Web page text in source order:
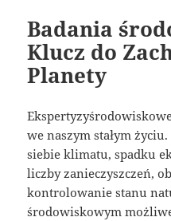
Badania
Klucz do
Planety
we naszym stałym
siebie klimatu, spadku
liczby zanieczyszczeń,
kontrolowanie stanu
środowiskowym